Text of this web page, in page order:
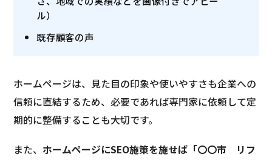
ル）
既存顧客の声
ホームページは、見た目の印象や使いやすさも企業への
信頼に直結するため、必要であれば専門家に依頼して定
期的に整備することも大切です。
また、 ホームページにSEO施策を施せば「〇〇市 リフ